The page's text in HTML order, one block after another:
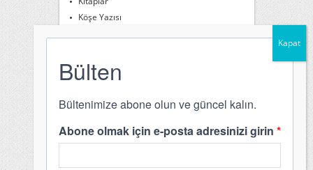
Köşe Yazısı
Meta
Giriş
Yazı beslemesi